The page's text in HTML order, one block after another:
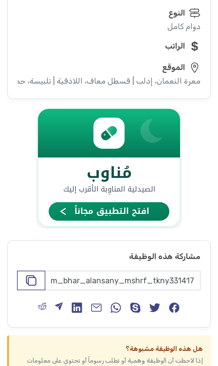
النوع
دوام كامل
الراتب
الموقع
معرة النعمان، إدلب | قسطل معاف، اللاذقية | تلبيسة، حمص
مشاركة هذه الوظيفة
هل هذه الوظيفة مشبوهة؟
إذا لاحظت أن الوظيفة وهمية أو تطلب رسوماً أو تحتوي على معلومات